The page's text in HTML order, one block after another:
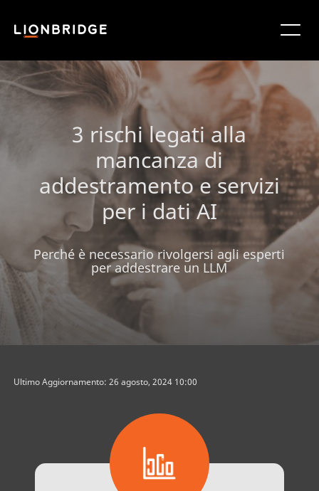
3 rischi legati alla
mancanza di
addestramento e servizi
per i dati AI
Perché è necessario rivolgersi agli esperti
per addestrare un LLM
Ultimo Aggiornamento: 26 agosto, 2024 10:00